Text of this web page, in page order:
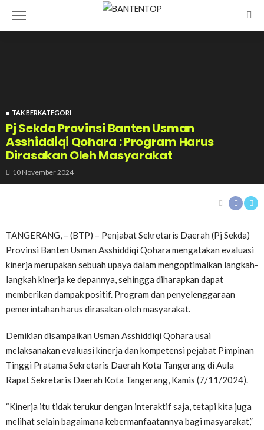
TAK BERKATEGORI
Pj Sekda Provinsi Banten Usman
Asshiddiqi Qohara : Program Harus
Dirasakan Oleh Masyarakat
10 November 2024
TANGERANG, – (BTP) – Penjabat Sekretaris Daerah (Pj Sekda)
Provinsi Banten Usman Asshiddiqi Qohara mengatakan evaluasi
kinerja merupakan sebuah upaya dalam mengoptimalkan langkah-
langkah kinerja ke depannya, sehingga diharapkan dapat
memberikan dampak positif. Program dan penyelenggaraan
pemerintahan harus dirasakan oleh masyarakat.
Demikian disampaikan Usman Asshiddiqi Qohara usai
melaksanakan evaluasi kinerja dan kompetensi pejabat Pimpinan
Tinggi Pratama Sekretaris Daerah Kota Tangerang di Aula
Rapat Sekretaris Daerah Kota Tangerang, Kamis (7/11/2024).
“Kinerja itu tidak terukur dengan interaktif saja, tetapi kita juga
melihat selain bagaimana kebermanfaatannya bagi masyarakat,”